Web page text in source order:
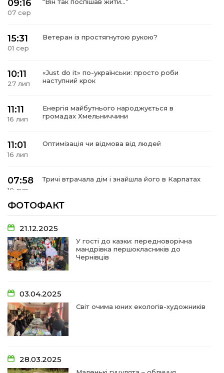
09:16
07 сер
15:31
01 сер
Ветеран із простягнутою рукою?
10:11
27 лип
«Just do it» по-українськи: просто роби
наступний крок
11:11
16 лип
Енергія майбутнього народжується в
громадах Хмельниччини
11:01
16 лип
Оптимізація чи відмова від людей
07:58
10 лип
Тричі втрачала дім і знайшла його в Карпатах
10 лип
13:30
06 лип
Від прикордонної застави до Донбасу:
14:18
01 лип
09:31
28 чер
Творчі підсумки юних художників
09:28
28 чер
Довгопільський рок заради благодійності
ФОТОФАКТ
21.12.2025
У гості до казки: передноворічна
мандрівка першокласників до
Чернівців
03.04.2025
Світ очима юних екологів-художників
28.03.2025